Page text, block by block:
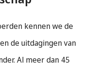
kennen we de
de uitdagingen van
Al meer dan 45